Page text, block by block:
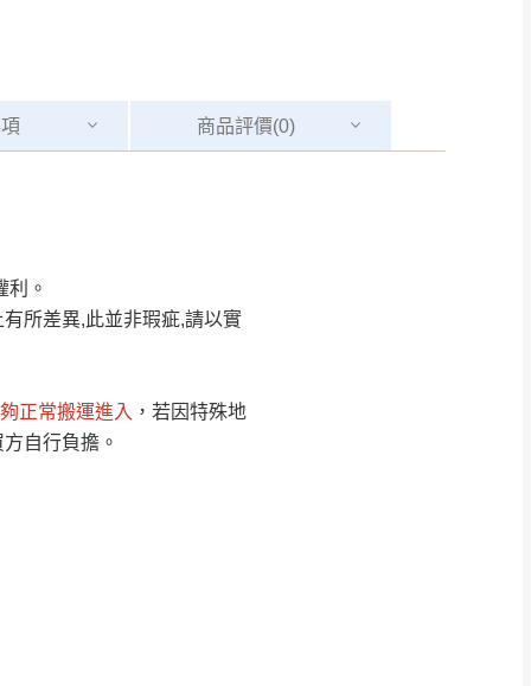
商品評價(0)
利。
所差異,此並非瑕疵,請以實
正常搬運進入 ，若因特殊地
自行負擔。
復興鄉
Line客服」來信確
、無法搬運上樓等因
顯示附上圖片